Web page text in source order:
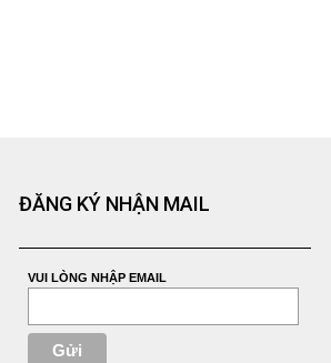
ĐĂNG KÝ NHẬN MAIL
VUI LÒNG NHẬP EMAIL